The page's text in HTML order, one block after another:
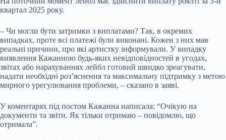
квартал 2025 року.
– Чи могли бути затримки з виплатами? Так, в окремих
випадках, проте всі платежі були виконані. Кожен з них мав
реальні причини, про які артистку інформували. У випадку
виявлення Кажанною будь-яких невідповідностей в угодах,
звітах або нарахуваннях лейбл готовий швидко зреагувати,
надати необхідні роз’яснення та максимальну підтримку з метою
мирного урегулювання проблеми, – сказано в заяві.
У коментарях під постом Кажанна написала: “Очікую на
документи та звіти. Як тільки отримаю – повідомлю, що
отримала”.